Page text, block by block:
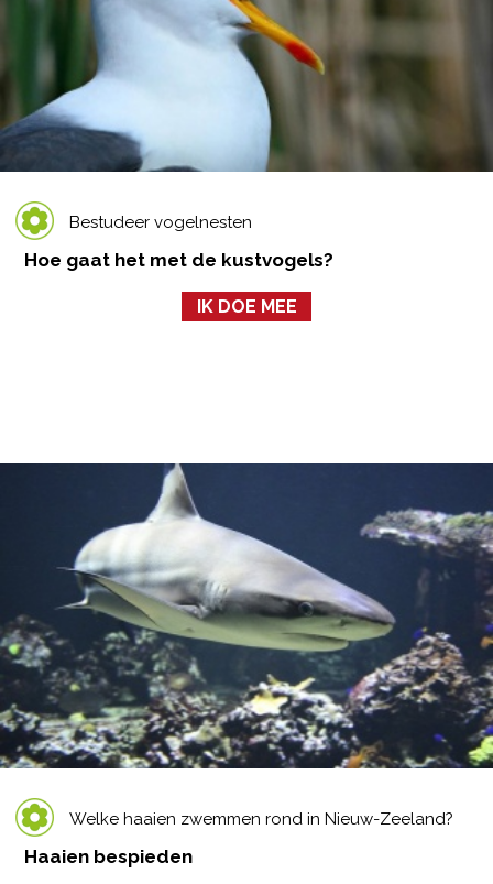
Bestudeer vogelnesten
Hoe gaat het met de kustvogels?
IK DOE MEE
Welke haaien zwemmen rond in Nieuw-Zeeland?
Haaien bespieden